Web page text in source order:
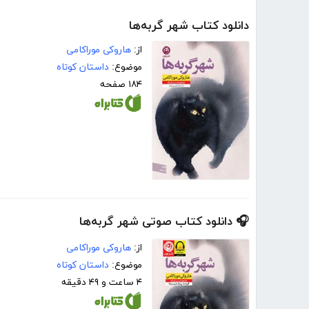
دانلود کتاب شهر گربه‌ها
از: هاروکی موراکامی
موضوع: داستان کوتاه
۱۸۴ صفحه
🎧 دانلود کتاب صوتی شهر گربه‌ها
از: هاروکی موراکامی
موضوع: داستان کوتاه
۴ ساعت و ۴۹ دقیقه